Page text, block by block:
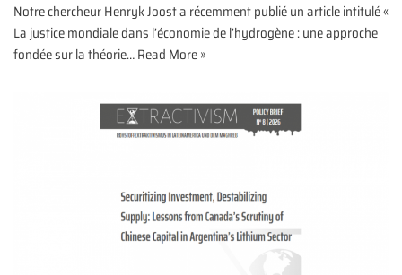
Notre chercheur Henryk Joost a récemment publié un article intitulé «
La justice mondiale dans l’économie de l’hydrogène : une approche
fondée sur la théorie…Read More »